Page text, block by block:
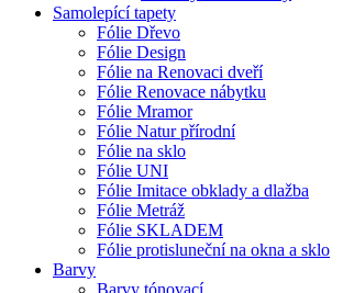
Samolepící tapety
Fólie Dřevo
Fólie Design
Fólie na Renovaci dveří
Fólie Renovace nábytku
Fólie Mramor
Fólie Natur přírodní
Fólie na sklo
Fólie UNI
Fólie Imitace obklady a dlažba
Fólie Metráž
Fólie SKLADEM
Fólie protisluneční na okna a sklo
Barvy
Barvy tónovací